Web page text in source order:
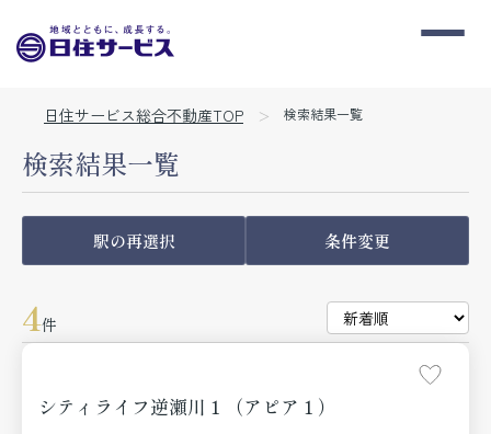
日住サービス総合不動産TOP 検索結果一覧
検索結果一覧
駅の再選択 条件変更
4件
シティライフ逆瀬川１（アピア１）